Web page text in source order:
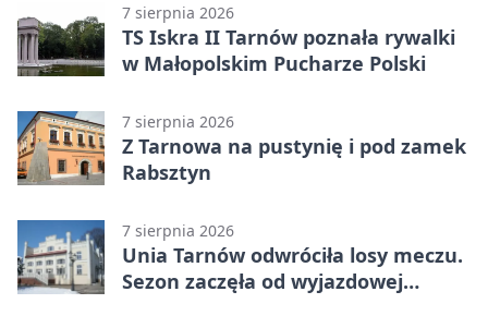
7 sierpnia 2026
TS Iskra II Tarnów poznała rywalki
w Małopolskim Pucharze Polski
7 sierpnia 2026
Z Tarnowa na pustynię i pod zamek
Rabsztyn
7 sierpnia 2026
Unia Tarnów odwróciła losy meczu.
Sezon zaczęła od wyjazdowej